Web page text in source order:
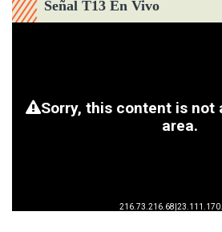
Señal T13 En Vivo